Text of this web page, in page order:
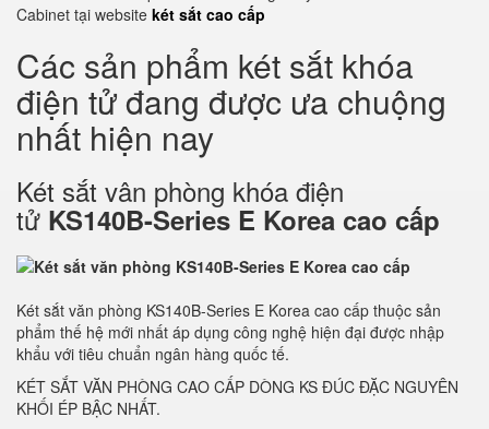
Cabinet tại website két sắt cao cấp
Các sản phẩm két sắt khóa
điện tử đang được ưa chuộng
nhất hiện nay
Két sắt vân phòng khóa điện
tử KS140B-Series E Korea cao cấp
Két sắt văn phòng KS140B-Series E Korea cao cấp thuộc sản
phẩm thế hệ mới nhất áp dụng công nghệ hiện đại được nhập
khẩu với tiêu chuẩn ngân hàng quốc tế.
KÉT SẮT VĂN PHÒNG CAO CẤP DÒNG KS ĐÚC ĐẶC NGUYÊN
KHỐI ÉP BẬC NHẤT.